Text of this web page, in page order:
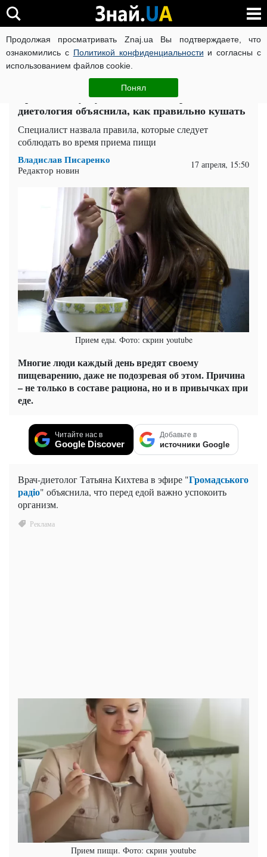
Продолжая просматривать Znaj.ua Вы подтверждаете, что
ознакомились с Политикой конфиденциальности и согласны с
использованием файлов cookie.
Понял
ВОЙНА РОССИИ ПРОТИВ УКРАИНЫ КОРОНАВИРУС В
ЧИТАТИ УКРАЇНСЬКОЮ
Вредите желудку каждый день: врач-
диетология объяснила, как правильно кушать
Специалист назвала правила, которые следует
соблюдать во время приема пищи
Владислав Писаренко
Редактор новин 17 апреля, 15:50
Прием еды. Фото: скрин youtube
Многие люди каждый день вредят своему
пищеварению, даже не подозревая об этом. Причина
– не только в составе рациона, но и в привычках при
еде.
Читайте нас в
Google Discover
Добавьте в
источники Google
Врач-диетолог Татьяна Кихтева в эфире "Громадського
радіо" объяснила, что перед едой важно успокоить
организм.
Прием пищи. Фото: скрин youtube